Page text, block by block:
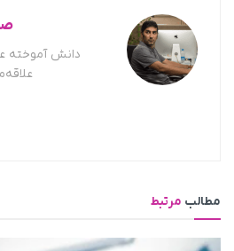
دانش آموخته
مطالب مرتبط